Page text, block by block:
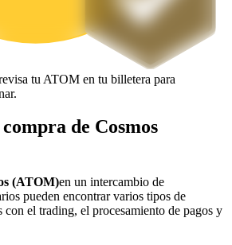
para titulares de BTR
tu ATOM en tu billetera para
de Cosmos
(ATOM)en un intercambio de
pueden encontrar varios tipos de
con el trading, el procesamiento de pagos y